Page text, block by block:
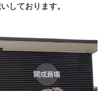
しております。